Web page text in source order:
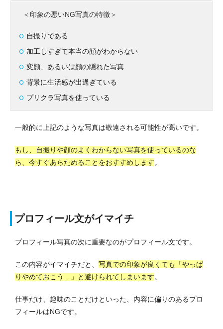
＜印象の悪いNG写真の特徴＞
自撮りである
加工しすぎて本当の顔がわからない
変顔、あるいは顔の隠れた写真
背景に生活感が出過ぎている
プリクラ写真を使っている
一般的に上記のような写真は敬遠される可能性が高いです。
もし、自撮りや顔のよくわからない写真を使っているのな
ら、今すぐあらためることをおすすめします。
プロフィール文がイマイチ
プロフィール写真の次に重要なのがプロフィール文です。
この内容がイマイチだと、 写真での印象が良くても「やっぱ
りやめておこう…」と避けられてしまいます。
仕事だけ、趣味のことだけといった、内容に偏りのあるプロ
フィールはNGです。